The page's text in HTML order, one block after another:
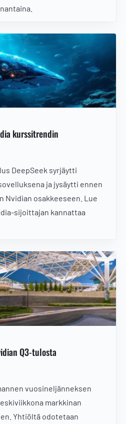
kurssitrendin
DeepSeek syrjäytti
ja jysäytti ennen
Nvidian osakkeeseen. Lue
sijoittajan kannattaa
Q3-tulosta
vuosineljänneksen
markkinan
Yhtiöltä odotetaan